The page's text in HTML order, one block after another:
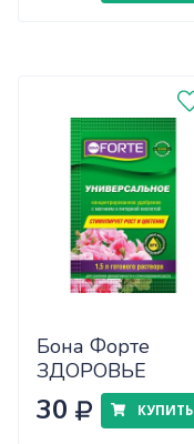
Бона Форте
ЗДОРОВЬЕ
универсальное
пакет 10 мл
30 КУПИТЬ